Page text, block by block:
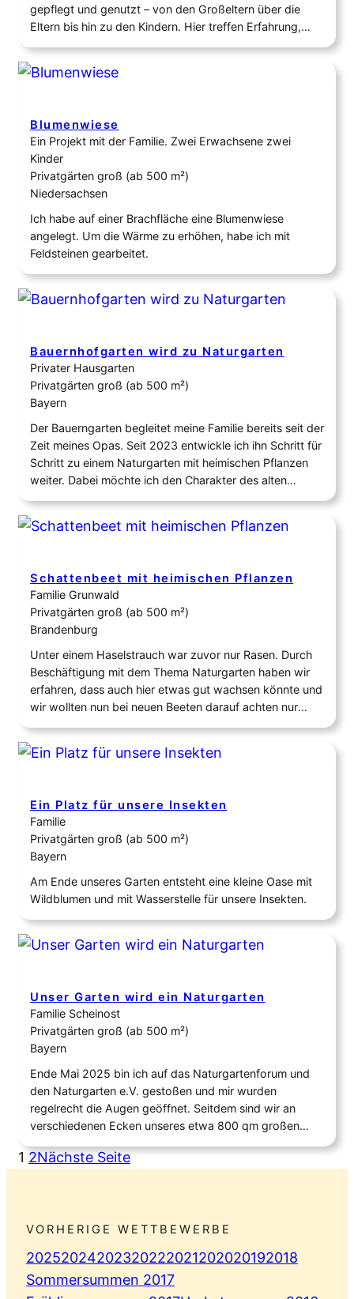
gepflegt und genutzt – von den Großeltern über die
Eltern bis hin zu den Kindern. Hier treffen Erfahrung,
Entdeckerfreude und die Freude am Gärtnern
aufeinander. Der naturnahe Familiengarten bietet Raum
zum Spielen, Entdecken und Matschen ebenso wie zum
Blumenwiese
Ein Projekt mit der Familie. Zwei Erwachsene zwei
Kinder
Privatgärten groß (ab 500 m²)
Niedersachsen
Ich habe auf einer Brachfläche eine Blumenwiese
angelegt. Um die Wärme zu erhöhen, habe ich mit
Feldsteinen gearbeitet.
Bauernhofgarten wird zu Naturgarten
Privater Hausgarten
Privatgärten groß (ab 500 m²)
Bayern
Der Bauerngarten begleitet meine Familie bereits seit der
Zeit meines Opas. Seit 2023 entwickle ich ihn Schritt für
Schritt zu einem Naturgarten mit heimischen Pflanzen
weiter. Dabei möchte ich den Charakter des alten
Hofgartens bewahren und gleichzeitig neue
Lebensräume für die heimische Tierwelt schaffen. Mein
Ziel ist es, Lebensräume für Wildbienen, Schmetterlinge,
Schattenbeet mit heimischen Pflanzen
Familie Grunwald
Privatgärten groß (ab 500 m²)
Brandenburg
Unter einem Haselstrauch war zuvor nur Rasen. Durch
Beschäftigung mit dem Thema Naturgarten haben wir
erfahren, dass auch hier etwas gut wachsen könnte und
wir wollten nun bei neuen Beeten darauf achten nur
heimische Pflanzen einzusetzen.
Ein Platz für unsere Insekten
Familie
Privatgärten groß (ab 500 m²)
Bayern
Am Ende unseres Garten entsteht eine kleine Oase mit
Wildblumen und mit Wasserstelle für unsere Insekten.
Unser Garten wird ein Naturgarten
Familie Scheinost
Privatgärten groß (ab 500 m²)
Bayern
Ende Mai 2025 bin ich auf das Naturgartenforum und
den Naturgarten e.V. gestoßen und mir wurden
regelrecht die Augen geöffnet. Seitdem sind wir an
verschiedenen Ecken unseres etwa 800 qm großen
Gartens am Umgestalten. Der Garten wurde in den
70ern von meinen Großeltern angelegt – ein klassischer
1 2Nächste Seite
VORHERIGE WETTBEWERBE
20252024202320222021202020192018
Sommersummen 2017